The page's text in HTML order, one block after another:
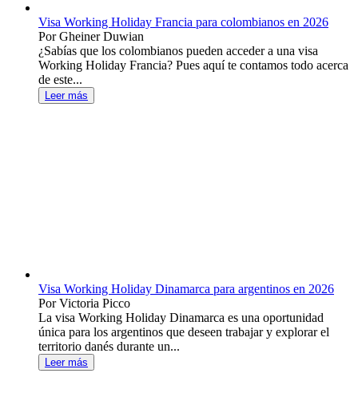
Visa Working Holiday Francia para colombianos en 2026
Por Gheiner Duwian
¿Sabías que los colombianos pueden acceder a una visa
Working Holiday Francia? Pues aquí te contamos todo acerca
de este...
Leer más
Visa Working Holiday Dinamarca para argentinos en 2026
Por Victoria Picco
La visa Working Holiday Dinamarca es una oportunidad
única para los argentinos que deseen trabajar y explorar el
territorio danés durante un...
Leer más